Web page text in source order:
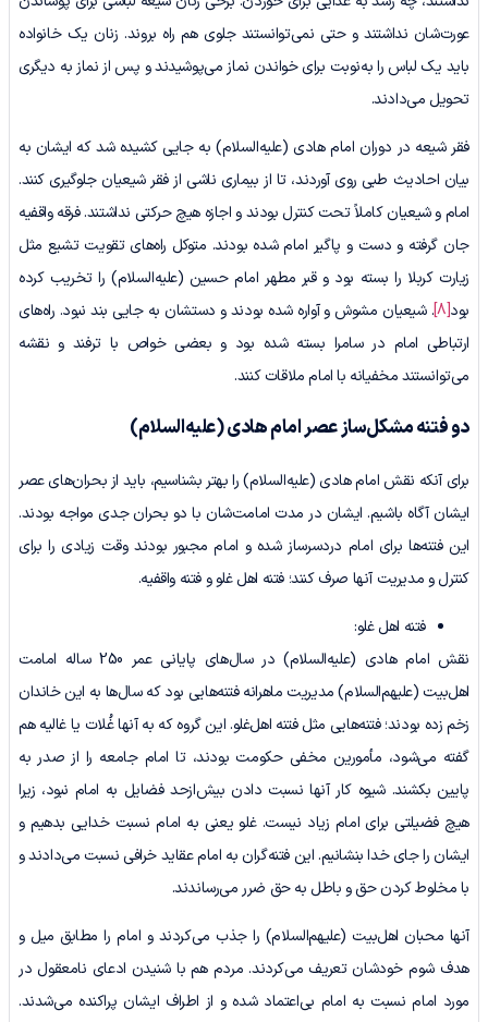
عورت‌شان نداشتند و حتی نمی‌توانستند جلوی هم راه بروند. زنان یک خانواده
باید یک لباس را به‌نوبت برای خواندن نماز می‌پوشیدند و پس از نماز به دیگری
تحویل می‌دادند.
فقر شیعه در دوران امام هادی (علیه‌السلام) به جایی کشیده شد که ایشان به
بیان احادیث طبی روی آوردند، تا از بیماری ناشی از فقر شیعیان جلوگیری کنند.
امام و شیعیان کاملاً تحت کنترل بودند و اجازه هیچ حرکتی نداشتند. فرقه واقفیه
جان گرفته و دست ‌و پاگیر امام شده بودند. متوکل راه‌های تقویت تشیع مثل
زیارت کربلا را بسته بود و قبر مطهر امام حسین (علیه‌السلام) را تخریب کرده
بود[8] . شیعیان مشوش و آواره شده بودند و دستشان به جایی بند نبود. راه‌های
ارتباطی امام در سامرا بسته شده بود و بعضی خواص با ترفند و نقشه
می‌توانستند مخفیانه با امام ملاقات کنند.
دو فتنه مشکل‌ساز عصر امام هادی(علیه‌السلام)
برای آنکه نقش امام هادی (علیه‌السلام) را بهتر بشناسیم، باید از بحران‌های عصر
ایشان آگاه باشیم. ایشان در مدت امامت‌شان با دو بحران جدی مواجه بودند.
این فتنه‌ها برای امام دردسرساز شده و امام مجبور بودند وقت زیادی را برای
کنترل و مدیریت آنها صرف کنند؛ فتنه اهل غلو و فتنه واقفیه.
فتنه اهل غلو:
نقش امام هادی (علیه‌السلام) در سال‌های پایانی عمر 250 ساله امامت
اهل‌بیت (علیهم‌‌السلام) مدیریت ماهرانه فتنه‌هایی بود که سال‌ها به این خاندان
زخم زده بودند؛ فتنه‌هایی مثل فتنه اهل‌غلو. این گروه که به آنها غُلات یا غالیه هم
گفته می‌شود، مأمورین مخفی حکومت بودند، تا امام جامعه را از صدر به
پایین بکشند. شیوه کار آنها نسبت دادن بیش‌ازحد فضایل به امام نبود، زیرا
هیچ فضیلتی برای امام زیاد نیست. غلو یعنی به امام نسبت خدایی بدهیم و
ایشان را جای خدا بنشانیم. این فتنه‌گران به امام عقاید خرافی نسبت می‌دادند و
با مخلوط کردن حق و باطل به حق ضرر می‌رساندند.
آنها محبان اهل‌بیت (علیهم‌السلام) را جذب می‌کردند و امام را مطابق میل و
هدف شوم خودشان تعریف می‌کردند. مردم هم با شنیدن ادعای نامعقول در
مورد امام نسبت به امام بی‌اعتماد شده و از اطراف ایشان پراکنده می‌شدند.